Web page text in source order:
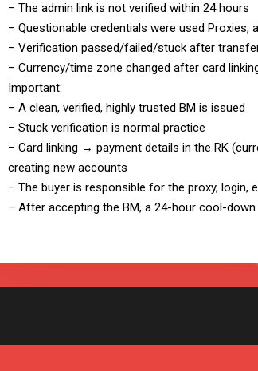
– The admin link is not verified within 24 hours
– Questionable credentials were used
– Verification passed/failed/stuck after
– Currency/time zone changed after card
Important:
– A clean, verified, highly trusted BM is issued
– Stuck verification is normal practice
– Card linking → payment details in the RK
creating new accounts
– The buyer is responsible for the proxy, login,
– After accepting the BM, a 24-hour cool-